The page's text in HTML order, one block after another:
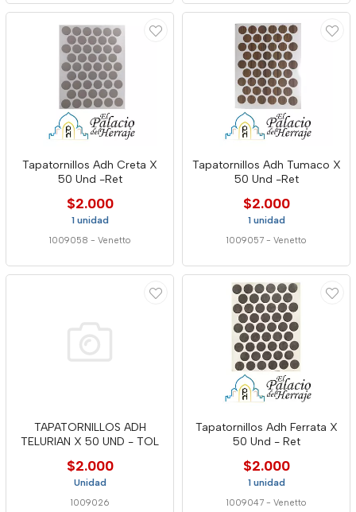
Tapatornillos Adh Creta X
50 Und -Ret
$2.000
1 unidad
1009058 - Venetto
Tapatornillos Adh Tumaco X
50 Und -Ret
$2.000
1 unidad
1009057 - Venetto
TAPATORNILLOS ADH
TELURIAN X 50 UND - TOL
$2.000
Unidad
1009026
Tapatornillos Adh Ferrata X
50 Und - Ret
$2.000
1 unidad
1009047 - Venetto